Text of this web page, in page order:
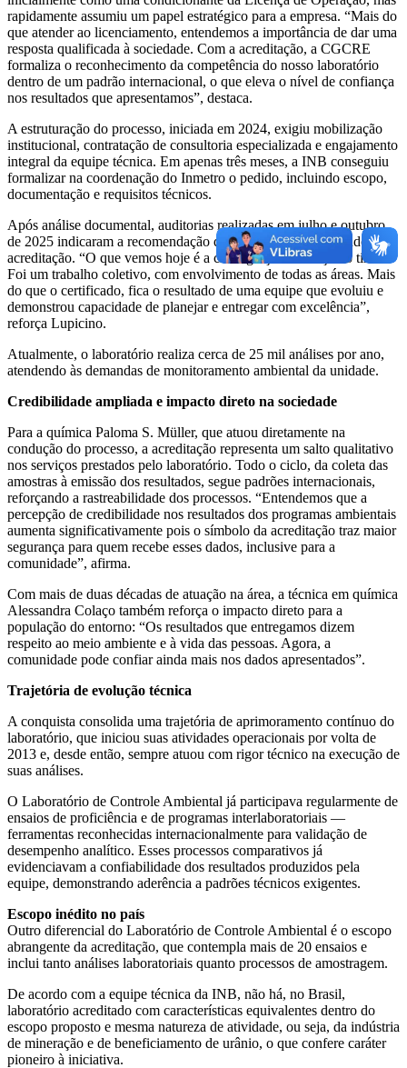
rapidamente assumiu um papel estratégico para a empresa. “Mais do
que atender ao licenciamento, entendemos a importância de dar uma
resposta qualificada à sociedade. Com a acreditação, a CGCRE
formaliza o reconhecimento da competência do nosso laboratório
dentro de um padrão internacional, o que eleva o nível de confiança
nos resultados que apresentamos”, destaca.
A estruturação do processo, iniciada em 2024, exigiu mobilização
institucional, contratação de consultoria especializada e engajamento
integral da equipe técnica. Em apenas três meses, a INB conseguiu
formalizar na coordenação do Inmetro o pedido, incluindo escopo,
documentação e requisitos técnicos.
Após análise documental, auditorias realizadas em julho e outubro
de 2025 indicaram a recomendação do laboratório, culminando na
acreditação. “O que vemos hoje é a consagração da força do time.
Foi um trabalho coletivo, com envolvimento de todas as áreas. Mais
do que o certificado, fica o resultado de uma equipe que evoluiu e
demonstrou capacidade de planejar e entregar com excelência”,
reforça Lupicino.
Atualmente, o laboratório realiza cerca de 25 mil análises por ano,
atendendo às demandas de monitoramento ambiental da unidade.
Credibilidade ampliada e impacto direto na sociedade
Para a química Paloma S. Müller, que atuou diretamente na
condução do processo, a acreditação representa um salto qualitativo
nos serviços prestados pelo laboratório. Todo o ciclo, da coleta das
amostras à emissão dos resultados, segue padrões internacionais,
reforçando a rastreabilidade dos processos. “Entendemos que a
percepção de credibilidade nos resultados dos programas ambientais
aumenta significativamente pois o símbolo da acreditação traz maior
segurança para quem recebe esses dados, inclusive para a
comunidade”, afirma.
Com mais de duas décadas de atuação na área, a técnica em química
Alessandra Colaço também reforça o impacto direto para a
população do entorno: “Os resultados que entregamos dizem
respeito ao meio ambiente e à vida das pessoas. Agora, a
comunidade pode confiar ainda mais nos dados apresentados”.
Trajetória de evolução técnica
A conquista consolida uma trajetória de aprimoramento contínuo do
laboratório, que iniciou suas atividades operacionais por volta de
2013 e, desde então, sempre atuou com rigor técnico na execução de
suas análises.
O Laboratório de Controle Ambiental já participava regularmente de
ensaios de proficiência e de programas interlaboratoriais —
ferramentas reconhecidas internacionalmente para validação de
desempenho analítico. Esses processos comparativos já
evidenciavam a confiabilidade dos resultados produzidos pela
equipe, demonstrando aderência a padrões técnicos exigentes.
Escopo inédito no país
Outro diferencial do Laboratório de Controle Ambiental é o escopo
abrangente da acreditação, que contempla mais de 20 ensaios e
inclui tanto análises laboratoriais quanto processos de amostragem.
De acordo com a equipe técnica da INB, não há, no Brasil,
laboratório acreditado com características equivalentes dentro do
escopo proposto e mesma natureza de atividade, ou seja, da indústria
de mineração e de beneficiamento de urânio, o que confere caráter
pioneiro à iniciativa.